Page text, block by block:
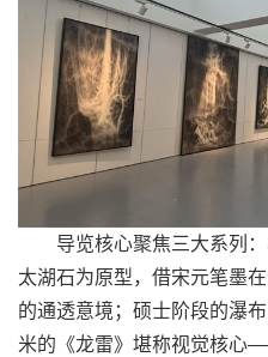
导览核心聚焦三大系列
太湖石为原型，借宋元笔墨
的通透意境；硕士阶段的瀑
米的《龙雷》堪称视觉核心